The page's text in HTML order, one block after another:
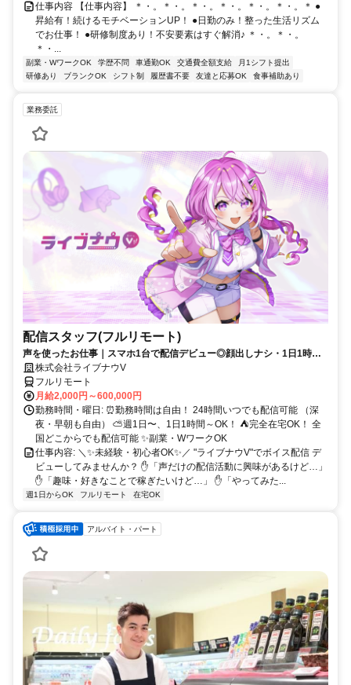
仕事内容 【仕事内容】 ＊・。＊・。＊・。＊・。＊・。＊・。＊ ●
昇給有！続けるモチベーションUP！ ●日勤のみ！整った生活リズム
でお仕事！ ●研修制度あり！不安要素はすぐ解消♪ ＊・。＊・。
＊・...
副業・WワークOK 学歴不問 車通勤OK 交通費全額支給
月1シフト提出
研修あり
ブランクOK シフト制 履歴書不要 友達と応募OK 食事補助あり
業務委託
配信スタッフ(フルリモート)
声を使ったお仕事｜スマホ1台で配信デビュー◎顔出しナシ・1日1時間
～OK♪
株式会社ライブナウV
フルリモート
月給2,000円～600,000円
勤務時間・曜日: ⏰勤務時間は自由！ 24時間いつでも配信可能 （深
夜・早朝も自由） ⛅週1日〜、1日1時間～OK！ ⛺完全在宅OK！ 全
国どこからでも配信可能 ✨副業・WワークOK
仕事内容: ＼✨未経験・初心者OK✨／ "ライブナウV"でボイス配信 デ
ビューしてみませんか？ ✋「声だけの配信活動に興味があるけど…」
✋「趣味・好きなことで稼ぎたいけど…」 ✋「やってみた...
週1日からOK フルリモート 在宅OK
アルバイト・パート